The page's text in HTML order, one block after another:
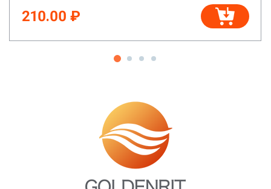
210.00 ₽